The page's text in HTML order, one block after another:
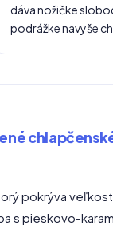
dáva nožičke
podrážke navyše
pokrýva
s pieskovo-